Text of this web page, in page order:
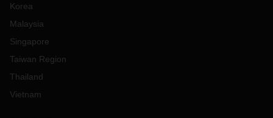
Korea
Malaysia
Singapore
Taiwan Region
Thailand
Vietnam